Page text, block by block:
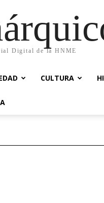
Digital de la HNME
CULTURA